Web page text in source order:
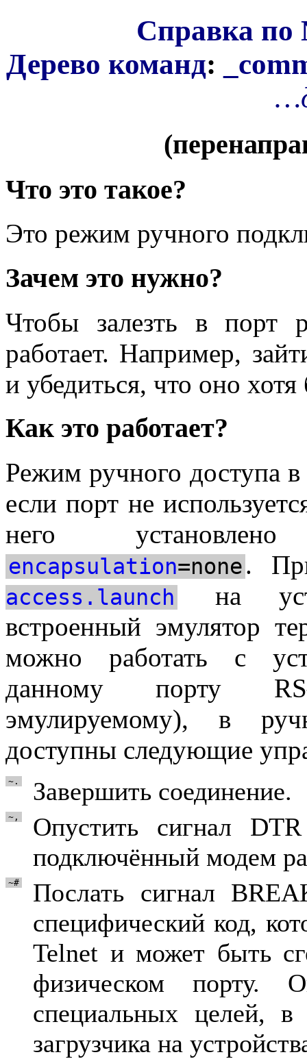
Справка по
Дерево команд:
Что это такое?
Это режим ручного
Зачем это нужно?
Чтобы залезть в порт
работает. Например,
и убедиться, что оно
Как это работает?
Режим ручного доступа в
если порт не
него
encapsulation=none.
access.launch
на
встроенный эмулятор
можно работать с
данному порту
эмулируемому), в
доступны следующие
~. Завершить соединение.
~,
Опустить сигнал
подключённый модем
~#
Послать сигнал
специфический код,
Telnet и может быть
физическом порту.
специальных целей,
загрузчика на